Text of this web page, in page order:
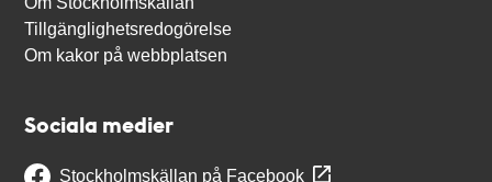
Tillgänglighetsredogörelse
Om kakor på webbplatsen
Sociala medier
Stockholmskällan på Facebook